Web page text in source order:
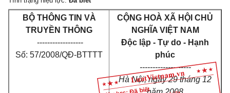
BỘ THÔNG TIN VÀ
TRUYỀN THÔNG
------------------
Số: 57/2008/QĐ-BTTTT
CỘNG HOÀ XÃ HỘI CHỦ
NGHĨA VIỆT NAM
Độc lập - Tự do - Hạnh
phúc
--------------------
Hà Nội, ngày 29 tháng 12